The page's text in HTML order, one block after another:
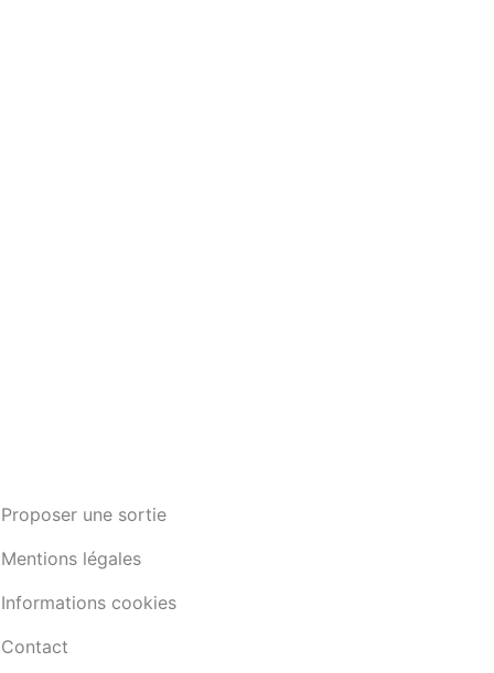
Proposer une sortie
Mentions légales
Informations cookies
Contact